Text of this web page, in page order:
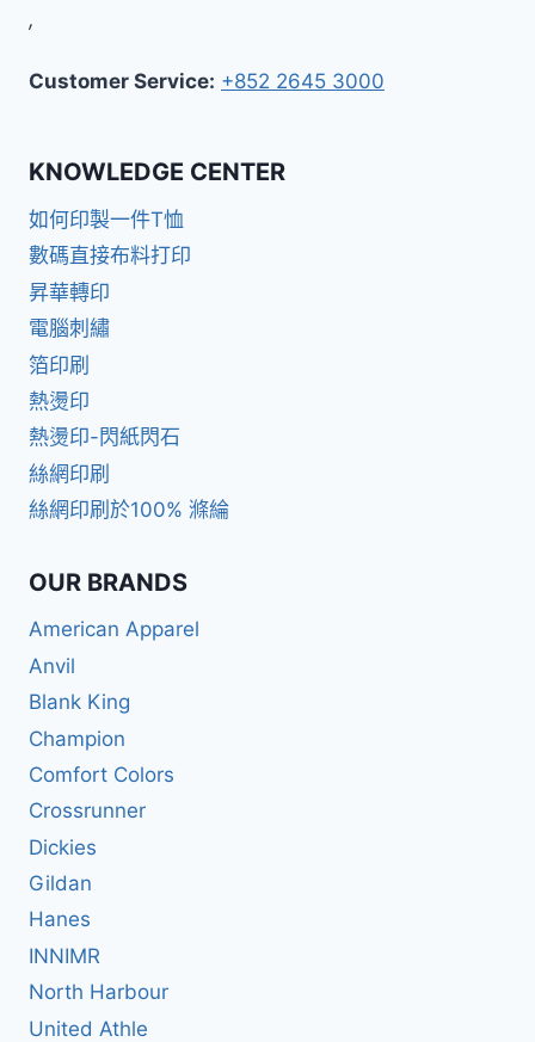
,
Customer Service: +852 2645 3000
KNOWLEDGE CENTER
如何印製一件T恤
數碼直接布料打印
昇華轉印
電腦刺繡
箔印刷
熱燙印
熱燙印-閃紙閃石
絲網印刷
絲網印刷於100% 滌綸
OUR BRANDS
American Apparel
Anvil
Blank King
Champion
Comfort Colors
Crossrunner
Dickies
Gildan
Hanes
INNIMR
North Harbour
United Athle